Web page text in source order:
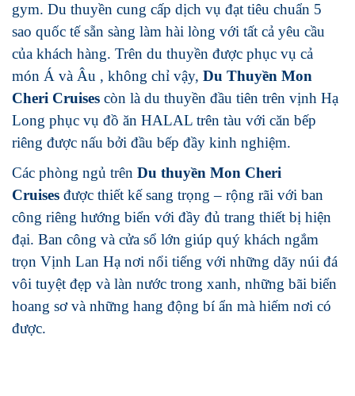
gym. Du thuyền cung cấp dịch vụ đạt tiêu chuẩn 5
sao quốc tế sẵn sàng làm hài lòng với tất cả yêu cầu
của khách hàng. Trên du thuyền được phục vụ cả
món Á và Âu , không chỉ vậy, Du Thuyền Mon
Cheri Cruises còn là du thuyền đầu tiên trên vịnh Hạ
Long phục vụ đồ ăn HALAL trên tàu với căn bếp
riêng được nấu bởi đầu bếp đầy kinh nghiệm.
Các phòng ngủ trên Du thuyền Mon Cheri
Cruises được thiết kế sang trọng – rộng rãi với ban
công riêng hướng biển với đầy đủ trang thiết bị hiện
đại. Ban công và cửa sổ lớn giúp quý khách ngắm
trọn Vịnh Lan Hạ nơi nổi tiếng với những dãy núi đá
vôi tuyệt đẹp và làn nước trong xanh, những bãi biển
hoang sơ và những hang động bí ẩn mà hiếm nơi có
được.